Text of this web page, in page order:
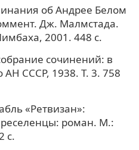
об Андрее Белом
Дж. Малмстада.
2001. 448 с.
сочинений: в
АН СССР, 1938. Т. 3. 758
«Ретвизан»:
роман. М.:
с.